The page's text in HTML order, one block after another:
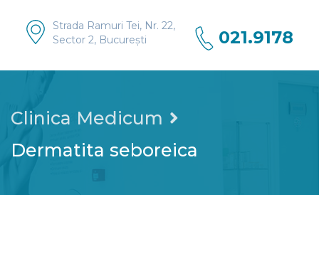
Strada Ramuri Tei, Nr. 22,
Sector 2, București
021.9178
Clinica Medicum
Dermatita seboreica